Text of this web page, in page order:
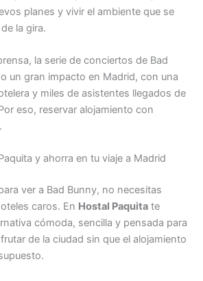
planes y vivir el ambiente que se
la gira.
la serie de conciertos de Bad
un gran impacto en Madrid, con una
y miles de asistentes llegados de
eso, reservar alojamiento con
y ahorra en tu viaje a Madrid
ver a Bad Bunny, no necesitas
caros. En Hostal Paquita te
cómoda, sencilla y pensada para
de la ciudad sin que el alojamiento